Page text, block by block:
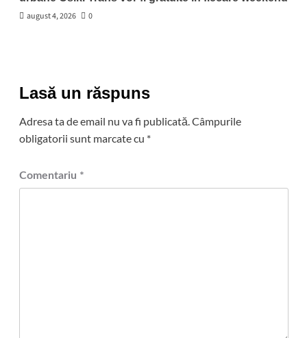
august 4, 2026
0
Lasă un răspuns
Adresa ta de email nu va fi publicată. Câmpurile
obligatorii sunt marcate cu *
Comentariu *